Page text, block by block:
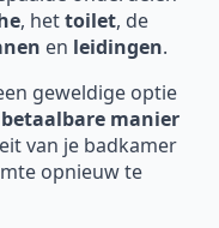
, hettoilet, de
en leidingen.
geweldige optie
betaalbare manier
van je badkamer
opnieuw te